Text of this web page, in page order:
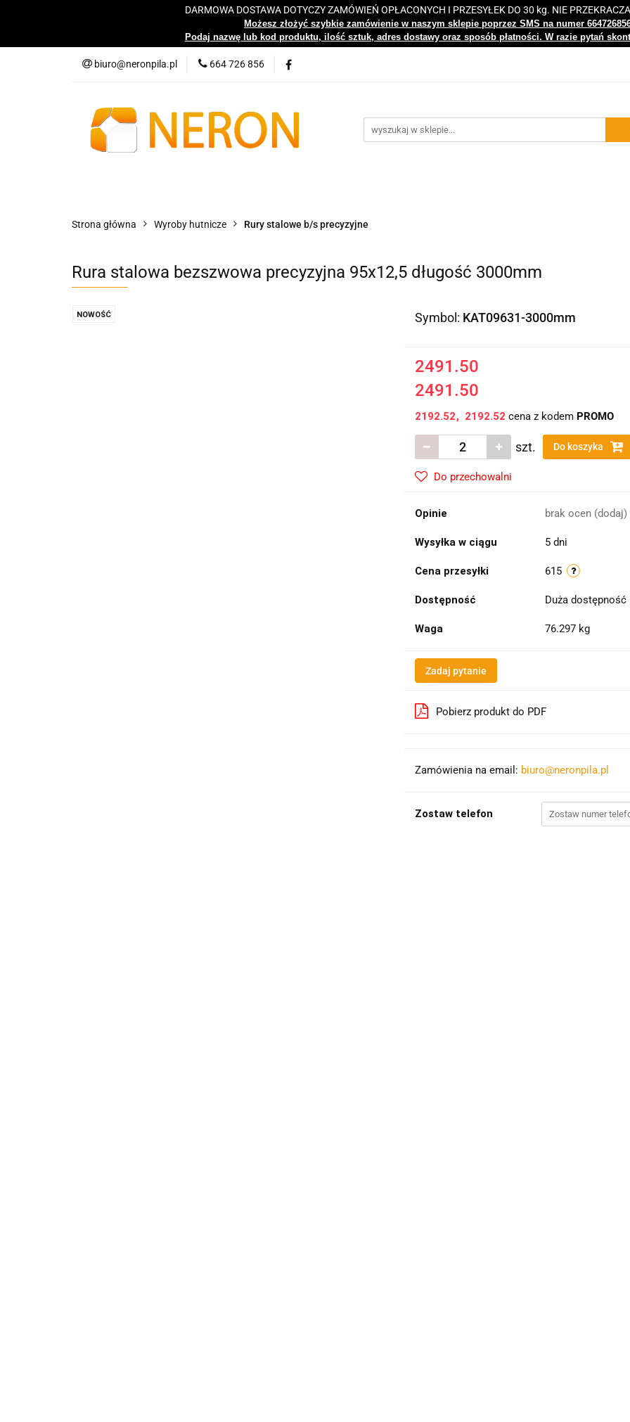
DARMOWA DOSTAWA DOTYCZY ZAMÓWIEŃ OPŁACONYCH I PRZESYŁEK DO 30 kg. NIE
Możesz złożyć szybkie zamówienie w naszym sklepie poprzez SMS na numer
Podaj nazwę lub kod produktu, ilość sztuk, adres dostawy oraz sposób płatności. W razie pytań
biuro@neronpila.pl 664 726 856
Katalogi Nowości Bestsellery Kontakt Centrum
Strona główna Wyroby hutnicze Rury stalowe b/s precyzyjne
Rura stalowa bezszwowa precyzyjna 95x12,5 długość 3000mm
NOWOŚĆ Symbol: KAT09631-3000mm
2491.50
2491.50
2192.52 2192.52 cena z kodem PROMO
szt. Do koszyka
Do przechowalni
Opinie brak ocen (dodaj)
Wysyłka w ciągu 5 dni
Cena przesyłki 615
Dostępność Duża dostępność
Waga 76.297 kg
Zadaj pytanie
Pobierz produkt do PDF
Zamówienia na email: biuro@neronpila.pl
Zostaw telefon